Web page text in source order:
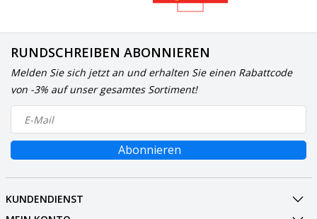
RUNDSCHREIBEN ABONNIEREN
Melden Sie sich jetzt an und erhalten Sie einen Rabattcode
von -3% auf unser gesamtes Sortiment!
Abonnieren
KUNDENDIENST